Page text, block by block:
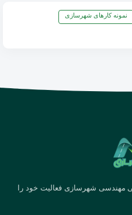
نمونه کارهای شهرسازی
شهرسازی فعالیت خود را